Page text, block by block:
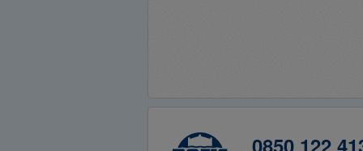
0850 122